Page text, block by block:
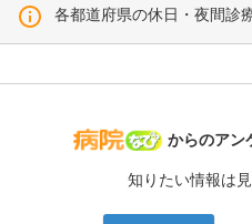
各都道府県の休日・夜間診
病院なび
からのアン
知りたい情報は